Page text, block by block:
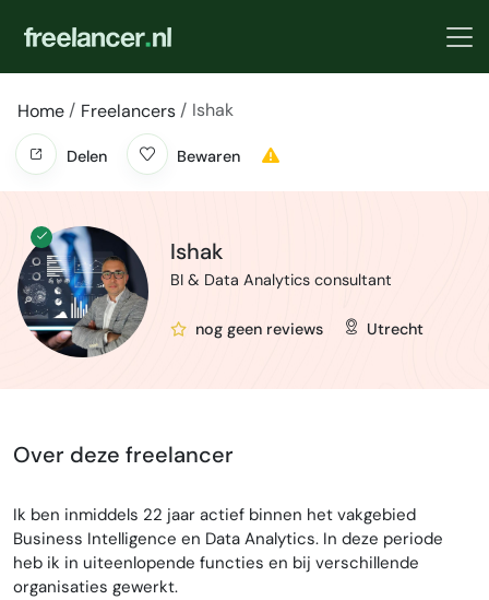
Home Freelancers Ishak
Delen Bewaren
Ishak
BI & Data Analytics consultant
nog geen reviews Utrecht
Over deze freelancer
Ik ben inmiddels 22 jaar actief binnen het vakgebied
Business Intelligence en Data Analytics. In deze periode
heb ik in uiteenlopende functies en bij verschillende
organisaties gewerkt.